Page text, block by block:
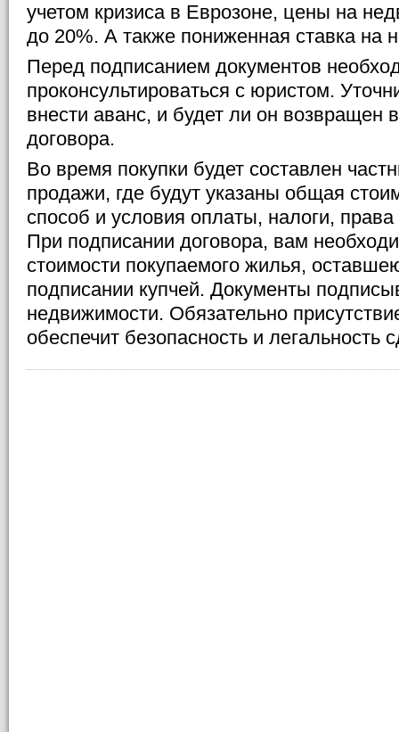
учетом кризиса в Еврозоне, цены на
до 20%. А также пониженная ставка на
Перед подписанием документов
проконсультироваться с юристом.
внести аванс, и будет ли он возвращен
договора.
Во время покупки будет составлен
продажи, где будут указаны общая
способ и условия оплаты, налоги,
При подписании договора, вам
стоимости покупаемого жилья,
подписании купчей. Документы
недвижимости. Обязательно
обеспечит безопасность и легальность